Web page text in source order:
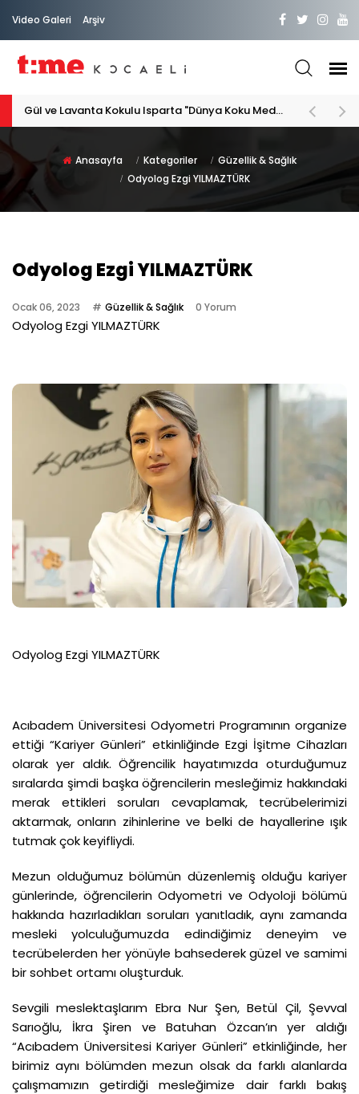
Video Galeri Arşiv
Gül ve Lavanta Kokulu Isparta "Dünya Koku Medeniyeti"
Anasayfa Kategoriler
Güzellik & Sağlık
Odyolog Ezgi YILMAZTÜRK
Odyolog Ezgi YILMAZTÜRK
Ocak 06, 2023 Güzellik & Sağlık 0 Yorum
Odyolog Ezgi YILMAZTÜRK
Odyolog Ezgi YILMAZTÜRK
Acıbadem Üniversitesi Odyometri Programının organize
ettiği “Kariyer Günleri” etkinliğinde Ezgi İşitme Cihazları
olarak yer aldık. Öğrencilik hayatımızda oturduğumuz
sıralarda şimdi başka öğrencilerin mesleğimiz hakkındaki
merak ettikleri soruları cevaplamak, tecrübelerimizi
aktarmak, onların zihinlerine ve belki de hayallerine ışık
tutmak çok keyifliydi.
Mezun olduğumuz bölümün düzenlemiş olduğu kariyer
günlerinde, öğrencilerin Odyometri ve Odyoloji bölümü
hakkında hazırladıkları soruları yanıtladık, aynı zamanda
mesleki yolculuğumuzda edindiğimiz deneyim ve
tecrübelerden her yönüyle bahsederek güzel ve samimi
bir sohbet ortamı oluşturduk.
Sevgili meslektaşlarım Ebra Nur Şen, Betül Çil, Şevval
Sarıoğlu, İkra Şiren ve Batuhan Özcan’ın yer aldığı
“Acıbadem Üniversitesi Kariyer Günleri” etkinliğinde, her
birimiz aynı bölümden mezun olsak da farklı alanlarda
çalışmamızın getirdiği mesleğimize dair farklı bakış